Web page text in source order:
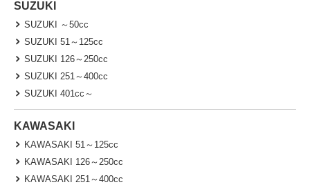
SUZUKI
SUZUKI ～50cc
SUZUKI 51～125cc
SUZUKI 126～250cc
SUZUKI 251～400cc
SUZUKI 401cc～
KAWASAKI
KAWASAKI 51～125cc
KAWASAKI 126～250cc
KAWASAKI 251～400cc